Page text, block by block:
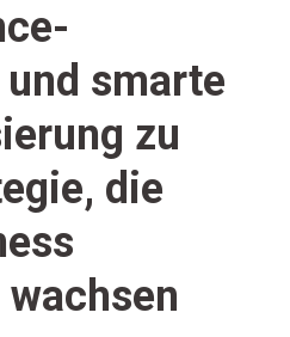
smarte
zu
die